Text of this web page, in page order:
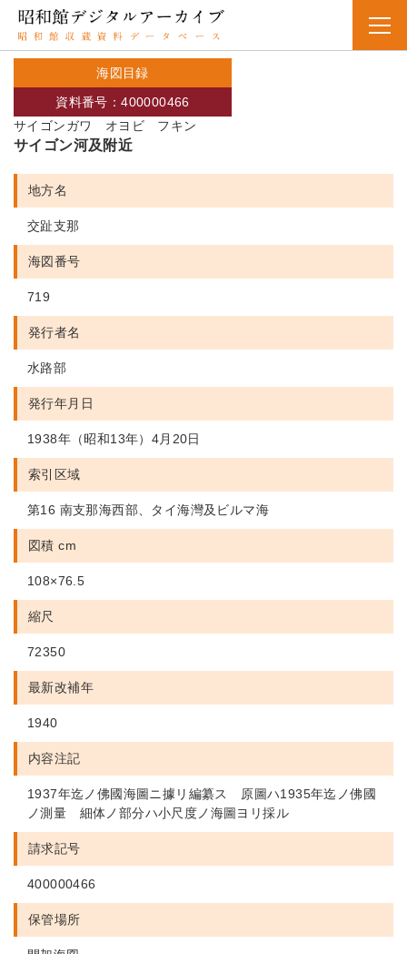
海図目録
サイゴンガワ オヨビ フキン
資料番号：400000466
サイゴン河及附近
地方名
交趾支那
海図番号
719
発行者名
水路部
発行年月日
1938年（昭和13年）4月20日
索引区域
第16 南支那海西部、タイ海灣及ビルマ海
図積 cm
108×76.5
縮尺
72350
最新改補年
1940
内容注記
1937年迄ノ佛國海圖ニ據リ編纂ス 原圖ハ1935年迄ノ佛國
ノ測量 細体ノ部分ハ小尺度ノ海圖ヨリ採ル
請求記号
400000466
保管場所